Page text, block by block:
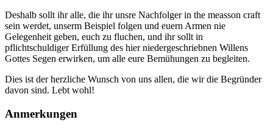
Deshalb sollt ihr alle, die ihr unsre Nachfolger in the measson craft
sein werdet, unserm Beispiel folgen und euern Armen nie
Gelegenheit geben, euch zu fluchen, und ihr sollt in
pflichtschuldiger Erfüllung des hier niedergeschriebnen Willens
Gottes Segen erwirken, um alle eure Bemühungen zu begleiten.
Dies ist der herzliche Wunsch von uns allen, die wir die Begründer
davon sind. Lebt wohl!
Anmerkungen